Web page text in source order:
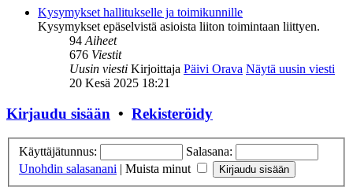
Kysymykset hallitukselle ja toimikunnille
Kysymykset epäselvistä asioista liiton toimintaan liittyen.
94Aiheet
676 Viestit
Uusin viesti Kirjoittaja Päivi Orava Näytä uusin viesti
20 Kesä 2025 18:21
Kirjaudu sisään • Rekisteröidy
Käyttäjätunnus:
Salasana:
Unohdin salasanani | Muista minut